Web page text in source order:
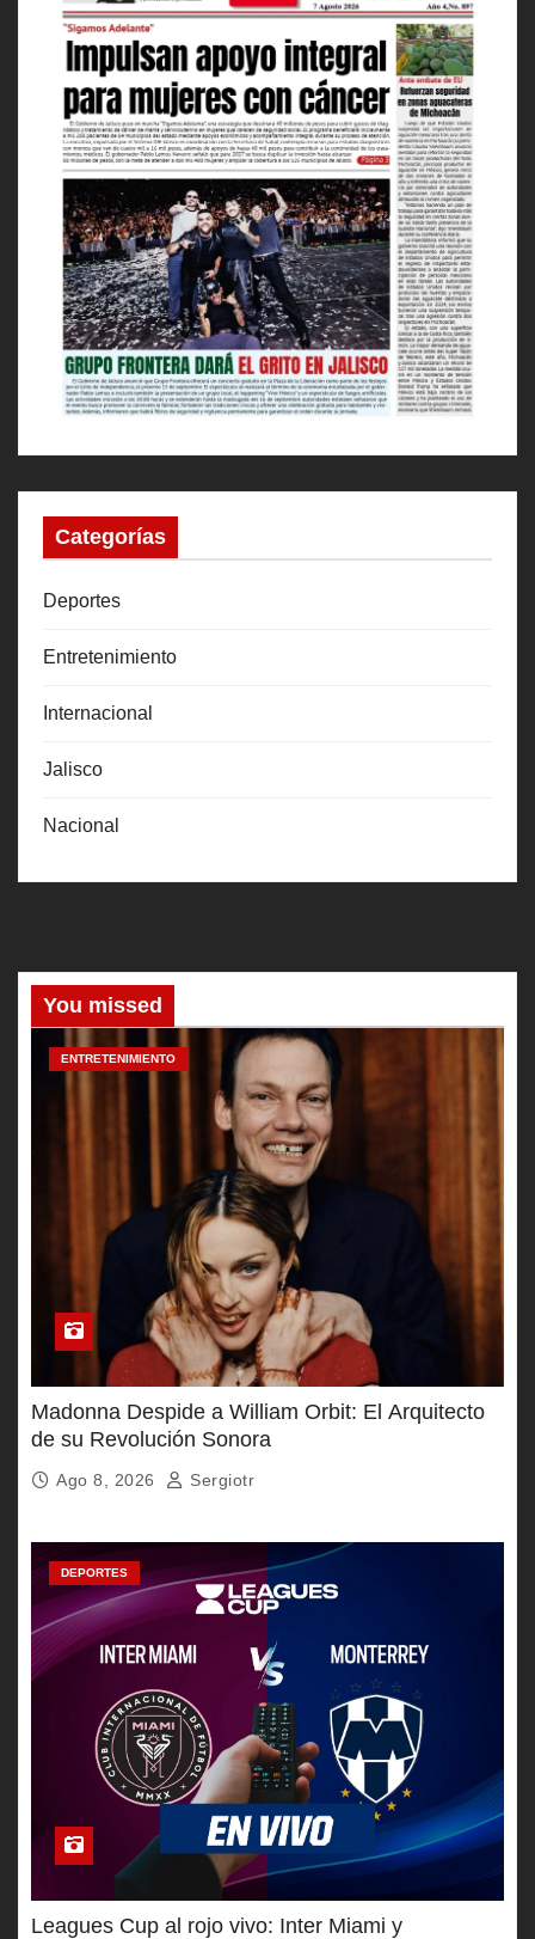
Categorías
Deportes
Entretenimiento
Internacional
Jalisco
Nacional
You missed
ENTRETENIMIENTO
Madonna Despide a William Orbit: El Arquitecto
de su Revolución Sonora
Ago 8, 2026 Sergiotr
DEPORTES
Leagues Cup al rojo vivo: Inter Miami y